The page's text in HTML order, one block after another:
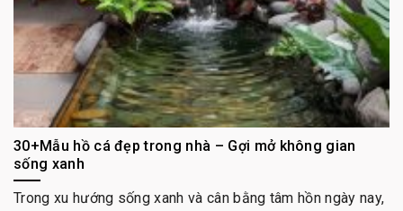
30+Mẫu hồ cá đẹp trong nhà – Gợi mở không gian
sống xanh
Trong xu hướng sống xanh và cân bằng tâm hồn ngày nay,